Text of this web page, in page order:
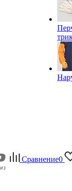
Сравнение0